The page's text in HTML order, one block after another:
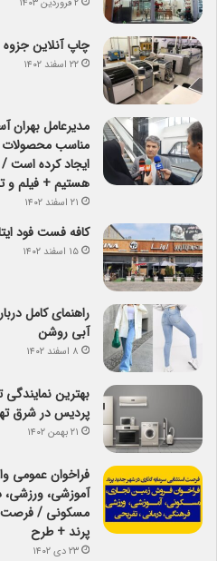
۲ فروردین ۱۴۰۳
چاپ آنلاین جزوه
۲۲ اسفند ۱۴۰۲
مدیرعامل بهران
مناسب محصولات
هستیم + فیلم و
۲۱ اسفند ۱۴۰۲
کافه فست فود
۱۵ اسفند ۱۴۰۲
راهنمای کامل
آبی روشن
۸ اسفند ۱۴۰۲
بهترین
پردیس در شرق
۲۱ بهمن ۱۴۰۲
فراخوان عمومی
آموزشی، ورزشی،
مسکونی / فرصت
پرند + طرح
۲۳ دی ۱۴۰۲